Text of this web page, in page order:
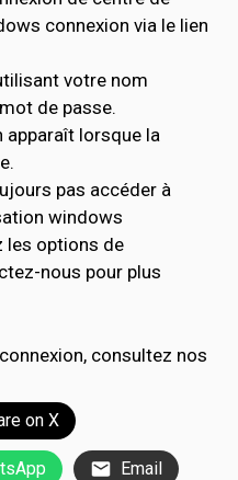
connexion via le lien
votre nom
de passe.
apparaît lorsque la
pas accéder à
windows
les options de
nous pour plus
consultez nos
on X
Email